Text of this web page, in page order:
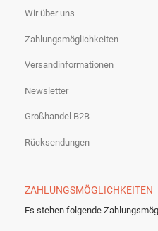
Wir über uns
Zahlungsmöglichkeiten
Versandinformationen
Newsletter
Großhandel B2B
Rücksendungen
ZAHLUNGSMÖGLICHKEITEN
Es stehen folgende